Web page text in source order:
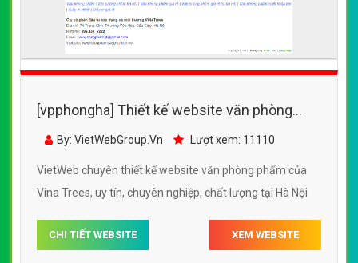
[vpphongha] Thiết kế website văn phòng
phẩm của Vina Trees đẹp SEO tốt
By: VietWebGroup.Vn Lượt xem: 11110
VietWeb chuyên thiết kế website văn phòng phẩm của
Vina Trees, uy tín, chuyên nghiệp, chất lượng tại Hà Nội
CHI TIẾT WEBSITE XEM WEBSITE